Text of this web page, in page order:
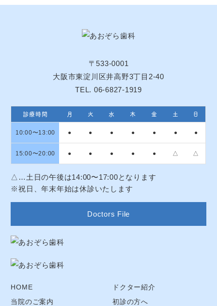
〒533-0001
大阪市東淀川区井高野3丁目2-40
TEL. 06-6827-1919
診療時間 月 火 水 木 金 土 日
10:00〜13:00 ● ● ● ● ● ● ●
15:00〜20:00 ● ● ● ● ● △ △
△…土日の午後は14:00〜17:00となります
※祝日、年末年始は休診いたします
Doctors File
HOME
ドクター紹介
当院のご案内
初診の方へ